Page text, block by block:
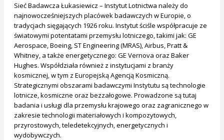
Sieć Badawcza Łukasiewicz – Instytut Lotnictwa należy do
najnowocześniejszych placówek badawczych w Europie, o
tradycjach sięgających 1926 roku. Instytut ściśle współpracuje ze
światowymi potentatami przemysłu lotniczego, takimi jak: GE
Aerospace, Boeing, ST Engineering (MRAS), Airbus, Pratt &
Whitney, a także energetycznego: GE Vernova oraz Baker
Hughes. Współdziała również z instytucjami z branży
kosmicznej, w tym z Europejską Agencją Kosmiczną.
Strategicznymi obszarami badawczymi Instytutu są technologie
lotnicze, kosmiczne oraz bezzałogowe. Prowadzone są tutaj
badania i usługi dla przemysłu krajowego oraz zagranicznego w
zakresie technologii materiałowych i kompozytowych,
przyrostowych, teledetekcyjnych, energetycznych i
wydobywczych.